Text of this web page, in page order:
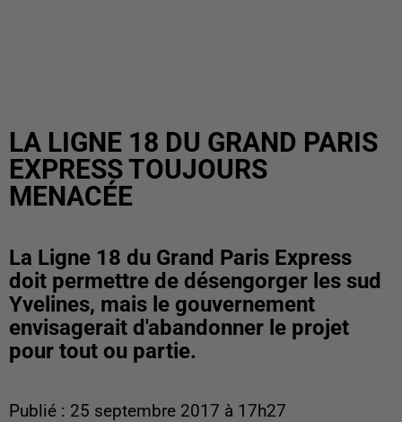
LA LIGNE 18 DU GRAND PARIS
EXPRESS TOUJOURS
MENACÉE
La Ligne 18 du Grand Paris Express
doit permettre de désengorger les sud
Yvelines, mais le gouvernement
envisagerait d'abandonner le projet
pour tout ou partie.
Publié : 25 septembre 2017 à 17h27